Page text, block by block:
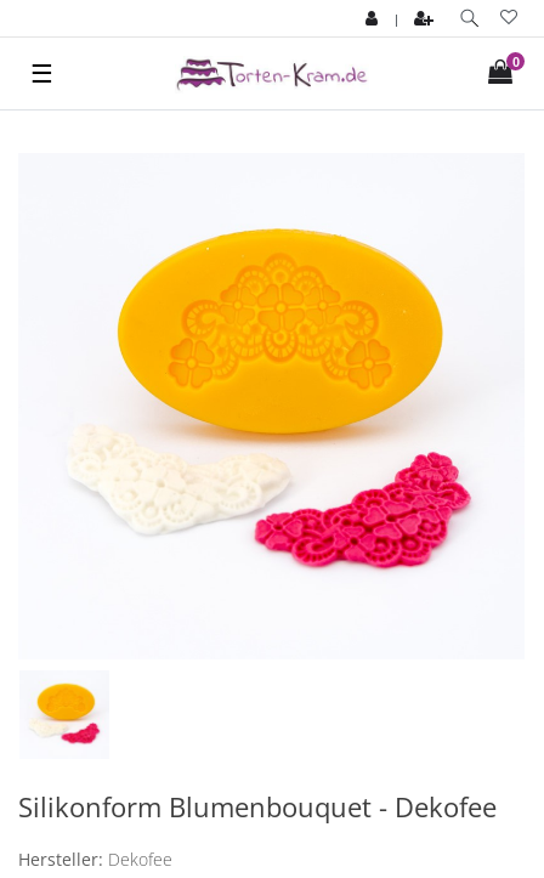
|
0
☰
Silikonform Blumenbouquet - Dekofee
Hersteller: Dekofee